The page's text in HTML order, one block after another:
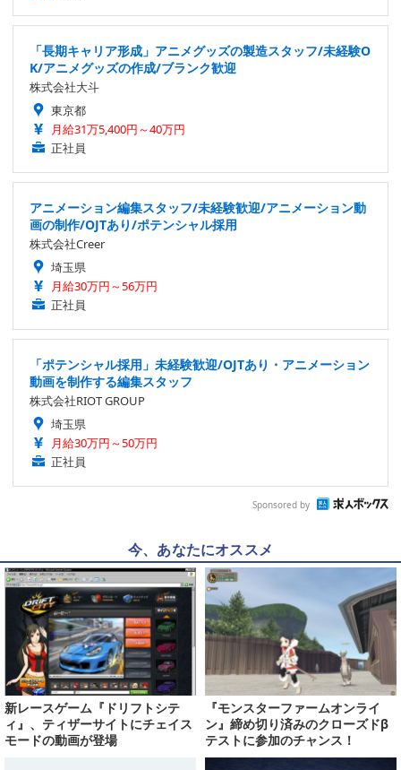
「長期キャリア形成」アニメグッズの製造スタッフ/未経験O
K/アニメグッズの作成/ブランク歓迎
株式会社大斗
東京都
月給31万5,400円～40万円
正社員
アニメーション編集スタッフ/未経験歓迎/アニメーション動
画の制作/OJTあり/ポテンシャル採用
株式会社Creer
埼玉県
月給30万円～56万円
正社員
「ポテンシャル採用」未経験歓迎/OJTあり・アニメーション
動画を制作する編集スタッフ
株式会社RIOT GROUP
埼玉県
月給30万円～50万円
正社員
Sponsored by
今、あなたにオススメ
新レースゲーム『ドリフトシテ
ィ』、ティザーサイトにチェイス
モードの動画が登場
『モンスターファームオンライ
ン』締め切り済みのクローズドβ
テストに参加のチャンス！